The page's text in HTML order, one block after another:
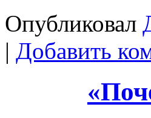
Опубликовал
| Добавить